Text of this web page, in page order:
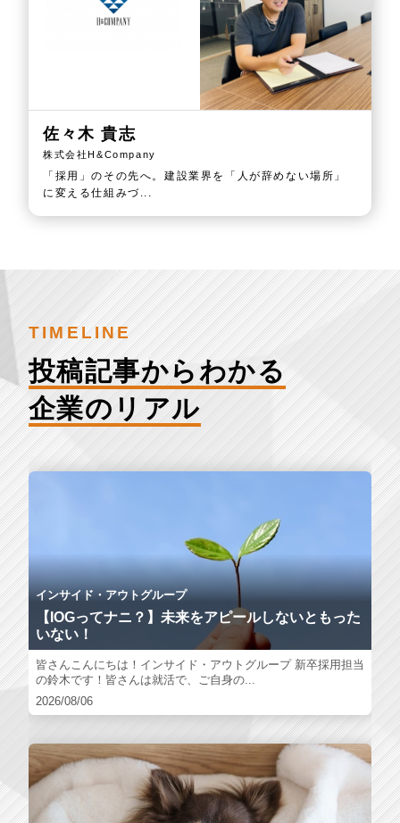
佐々木 貴志
株式会社H&Company
「採用」のその先へ。建設業界を「人が辞めない場所」
に変える仕組みづ...
TIMELINE
投稿記事からわかる
企業のリアル
インサイド・アウトグループ
【IOGってナニ？】未来をアピールしないともった
いない！
皆さんこんにちは！インサイド・アウトグループ 新卒採用担当
の鈴木です！皆さんは就活で、ご自身の...
2026/08/06